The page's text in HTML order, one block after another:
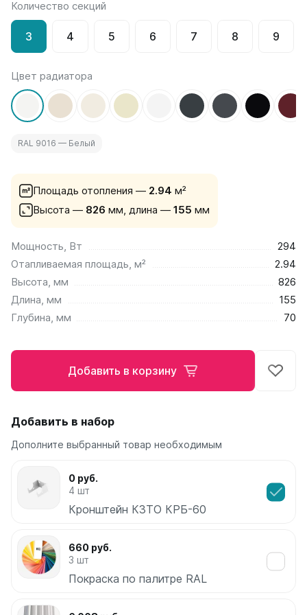
на 13 секций
на 15 секций
на 19 секций
на 20 секций
Черные
Bataria 2
Bataria 3
Ellipse P V
Ellipse P H
Гармония
Гармония 1, 2
Гармония А25 N
РС и РСК
РСК
Количество секций
3 4 5 6 7 8 9
Цвет радиатора
RAL 9016 — Белый
Площадь отопления — 2.94 м²
Высота — 826 мм, длина — 155 мм
Мощность, Вт
294
Отапливаемая площадь, м²
2.94
Высота, мм
826
Длина, мм
155
Глубина, мм
70
Добавить в корзину
Добавить в набор
Дополните выбранный товар необходимым
0 руб.
4 шт
Кронштейн КЗТО КРБ-60
660 руб.
3 шт
Покраска по палитре RAL